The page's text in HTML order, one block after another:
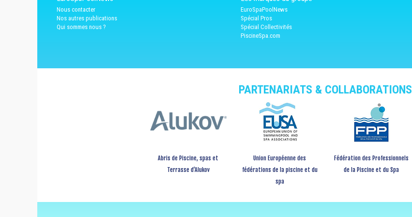
Nous contacter
Nos autres publications
Qui sommes nous ?
EuroSpaPoolNews
Spécial Pros
Spécial Collectivités
PiscineSpa.com
PARTENARIATS & COLLABORATIONS
Abris de Piscine, spas et
Terrasse d’Alukov
Union Européenne des
fédérations de la piscine et du
spa
Fédération des Professionnels
de la Piscine et du Spa